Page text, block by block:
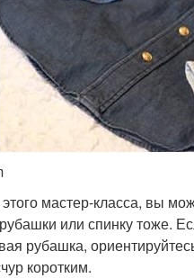
мастер-класса, вы
или спинку тоже.
рубашка,
коротким.